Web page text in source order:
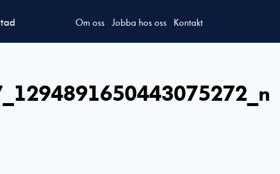
Om oss Jobba hos oss Kontakt